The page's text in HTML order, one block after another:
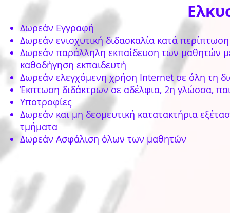
Δωρεάν Εγγραφή
Δωρεάν ενισχυτική διδασκαλία κατά περίπτωση
Δωρεάν παράλληλη εκπαίδευση των μαθητών
καθοδήγηση εκπαιδευτή
Δωρεάν ελεγχόμενη χρήση Internet σε όλη τη
Έκπτωση διδάκτρων σε αδέλφια, 2η γλώσσα,
Υποτροφίες
Δωρεάν και μη δεσμευτική κατατακτήρια
τμήματα
Δωρεάν Ασφάλιση όλων των μαθητών